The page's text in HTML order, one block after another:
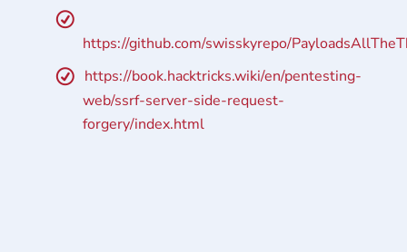
https://github.com/swisskyrepo/
https://book.hacktricks.wiki/en/pentesting-
web/ssrf-server-side-request-
forgery/index.html